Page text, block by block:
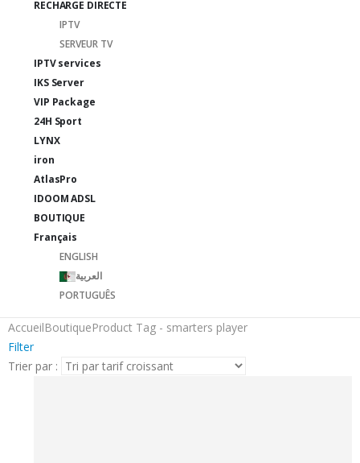
RECHARGE DIRECTE
IPTV
SERVEUR TV
IPTV services
IKS Server
VIP Package
24H Sport
LYNX
iron
AtlasPro
IDOOM ADSL
BOUTIQUE
Français
ENGLISH
العربية
PORTUGUÊS
AccueilBoutiqueProduct Tag - smarters player
Filter
Trier par :